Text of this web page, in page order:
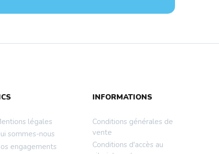
ARCHER MR600
légales
sommes-nous
engagements
INFORMATIONS
Conditions générales de
vente
Conditions d'accès au